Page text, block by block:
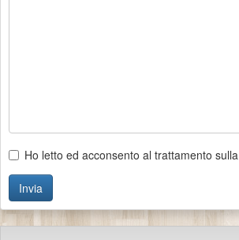
Ho letto ed acconsento al trattamento sulla